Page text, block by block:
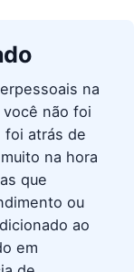
na
você não foi
foi atrás de
na hora
que
ou
ao
em